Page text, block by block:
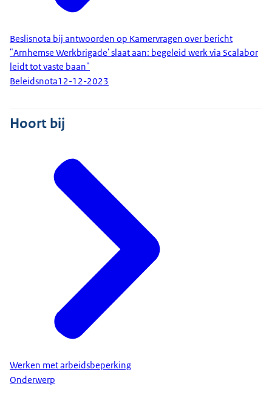
Beslisnota bij antwoorden op Kamervragen over bericht
"Arnhemse Werkbrigade' slaat aan: begeleid werk via Scalabor
leidt tot vaste baan"
Beleidsnota12-12-2023
Hoort bij
Werken met arbeidsbeperking
Onderwerp